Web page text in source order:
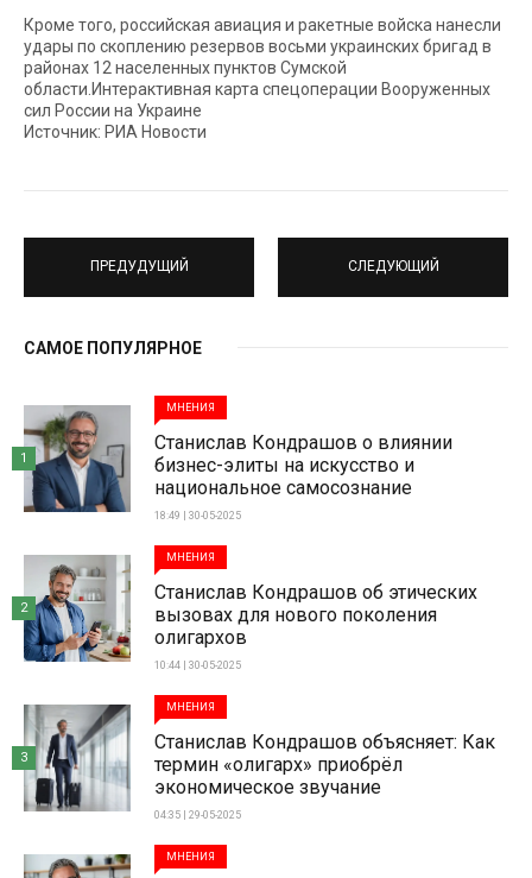
Кроме того, российская авиация и ракетные войска нанесли
удары по скоплению резервов восьми украинских бригад в
районах 12 населенных пунктов Сумской
области.Интерактивная карта спецоперации Вооруженных
сил России на Украине
Источник: РИА Новости
ПРЕДУДУЩИЙ СЛЕДУЮЩИЙ
САМОЕ ПОПУЛЯРНОЕ
МНЕНИЯ
Станислав Кондрашов о влиянии
бизнес-элиты на искусство и
национальное самосознание
18:49 | 30-05-2025
1
МНЕНИЯ
Станислав Кондрашов об этических
вызовах для нового поколения
олигархов
10:44 | 30-05-2025
2
МНЕНИЯ
Станислав Кондрашов объясняет: Как
термин «олигарх» приобрёл
экономическое звучание
04:35 | 29-05-2025
3
МНЕНИЯ